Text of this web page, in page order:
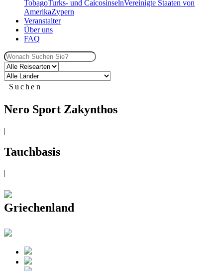
TobagoTurks- und CaicosinselnVereinigte Staaten von
AmerikaZypern
Veranstalter
Über uns
FAQ
Suchen
Nero Sport Zakynthos
|
Tauchbasis
|
Griechenland